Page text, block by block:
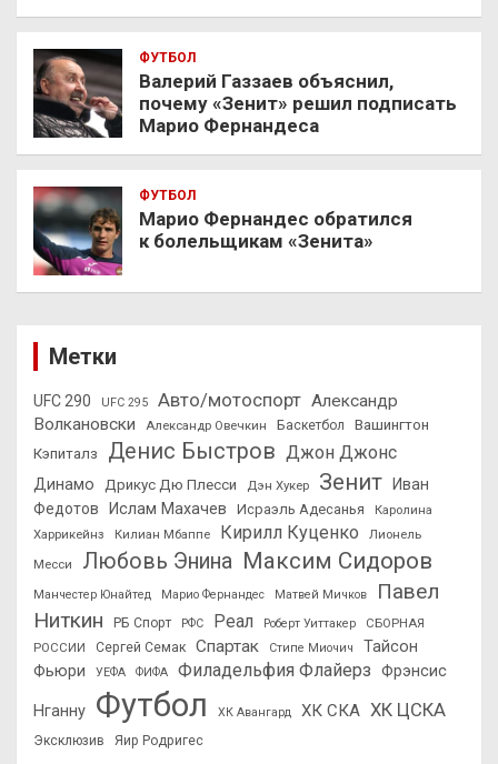
ФУТБОЛ
Валерий Газзаев объяснил,
почему «Зенит» решил подписать
Марио Фернандеса
ФУТБОЛ
Марио Фернандес обратился
к болельщикам «Зенита»
Метки
UFC 290 UFC 295 Авто/мотоспорт Александр
Волкановски
Александр Овечкин Баскетбол
Вашингтон
Кэпиталз
Денис Быстров Джон Джонс
Динамо Дрикус Дю Плесси Дэн Хукер Зенит Иван
Федотов
Ислам Махачев Исраэль Адесанья
Каролина
Харрикейнз
Килиан Мбаппе Кирилл Куценко
Лионель
Месси
Любовь Энина Максим Сидоров
Манчестер Юнайтед Марио Фернандес Матвей Мичков
Павел
Ниткин
РБ Спорт РФС Реал Роберт Уиттакер
СБОРНАЯ
РОССИИ
Сергей Семак Спартак Стипе Миочич
Тайсон
Фьюри
УЕФА ФИФА Филадельфия Флайерз Фрэнсис
Нганну Футбол ХК Авангард ХК СКА ХК ЦСКА
Эксклюзив Яир Родригес